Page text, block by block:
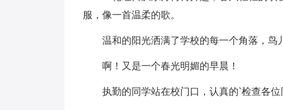
服，像一首温柔的歌。
温和的阳光洒满了学校的每一个角落，鸟
啊！又是一个春光明媚的早晨！
执勤的同学站在校门口，认真的`检查各位